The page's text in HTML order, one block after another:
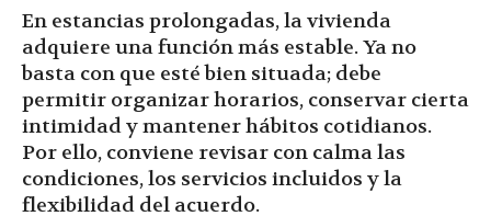
En estancias prolongadas, la vivienda
adquiere una función más estable. Ya no
basta con que esté bien situada; debe
permitir organizar horarios, conservar cierta
intimidad y mantener hábitos cotidianos.
Por ello, conviene revisar con calma las
condiciones, los servicios incluidos y la
flexibilidad del acuerdo.